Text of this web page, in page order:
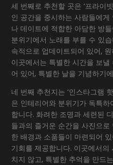
세 번째로 추천할 곳은 ‘프라이
인 공간을 중시하는 사람들에
나 데이트에 적합한 아담한 방
분위기에서 노래를 부를 수 있
속적으로 업데이트되어 있어,
이곳에서는 특별한 시간을 보
어 있어, 특별한 날을 기념하기
네 번째 추천지는 ‘인스타그램
은 인테리어와 분위기가 독특
합니다. 화려한 조명과 세련된
들과의 즐거운 순간을 사진으
한 배경과 소품들이 마련되어
기회를 제공합니다. 이곳에서
치지 않고, 특별한 추억을 만드